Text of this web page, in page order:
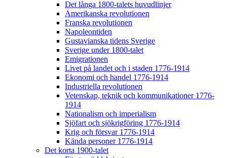
Det långa 1800-talets huvudlinjer
Amerikanska revolutionen
Franska revolutionen
Napoleontiden
Gustavianska tidens Sverige
Sverige under 1800-talet
Emigrationen
Livet på landet och i staden 1776-1914
Ekonomi och handel 1776-1914
Industriella revolutionen
Vetenskap, teknik och kommunikationer 1776-
1914
Nationalism och imperialism
Sjöfart och sjökrigföring 1776-1914
Krig och försvar 1776-1914
Kända personer 1776-1914
Det korta 1900-talet